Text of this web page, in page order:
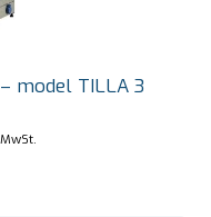
model TILLA 3